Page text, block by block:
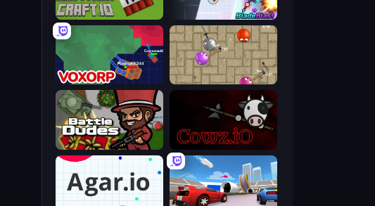
BladeBlast.io
SlitherCraft.io
Balloons.io
Voxorp
cowz.io
BattleDudes.io